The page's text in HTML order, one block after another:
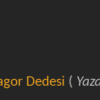
Dedesi (